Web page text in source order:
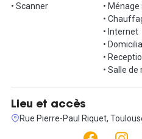
216€ HT/mois pour un
240€ HT/mois sans engagement.
- Remise de -20% sur les salles
• Scanner
• Ménage
•
• Internet
•
•
• Salle de
Lieu et accès
Rue Pierre-Paul Riquet,